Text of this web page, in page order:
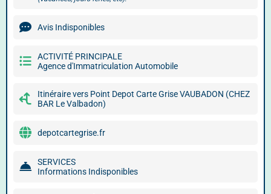
Avis Indisponibles
ACTIVITÉ PRINCIPALE
Agence d'Immatriculation Automobile
Itinéraire vers Point Depot Carte Grise VAUBADON (CHEZ
BAR Le Valbadon)
depotcartegrise.fr
SERVICES
Informations Indisponibles